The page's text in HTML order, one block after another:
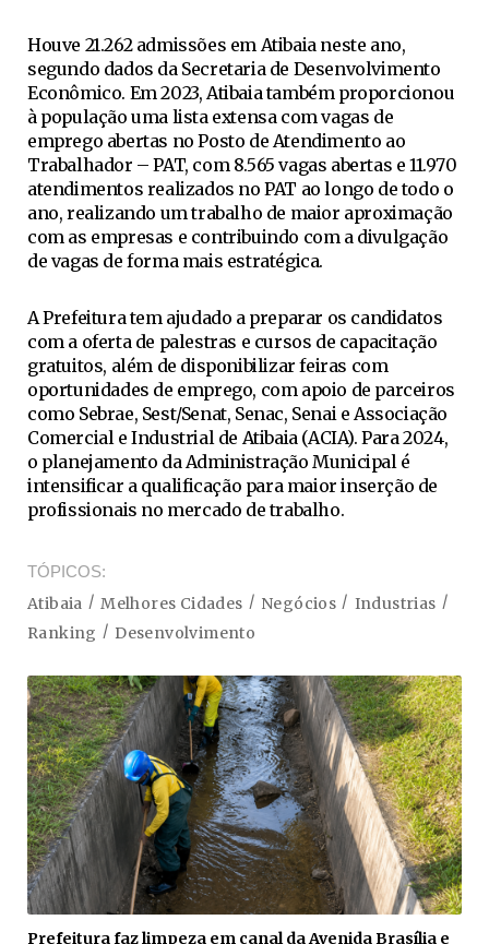
Houve 21.262 admissões em Atibaia neste ano,
segundo dados da Secretaria de Desenvolvimento
Econômico. Em 2023, Atibaia também proporcionou
à população uma lista extensa com vagas de
emprego abertas no Posto de Atendimento ao
Trabalhador – PAT, com 8.565 vagas abertas e 11.970
atendimentos realizados no PAT ao longo de todo o
ano, realizando um trabalho de maior aproximação
com as empresas e contribuindo com a divulgação
de vagas de forma mais estratégica.
A Prefeitura tem ajudado a preparar os candidatos
com a oferta de palestras e cursos de capacitação
gratuitos, além de disponibilizar feiras com
oportunidades de emprego, com apoio de parceiros
como Sebrae, Sest/Senat, Senac, Senai e Associação
Comercial e Industrial de Atibaia (ACIA). Para 2024,
o planejamento da Administração Municipal é
intensificar a qualificação para maior inserção de
profissionais no mercado de trabalho.
TÓPICOS
Atibaia Melhores Cidades Negócios
Industrias
Ranking
Desenvolvimento
Prefeitura faz limpeza em canal da Avenida Brasília e